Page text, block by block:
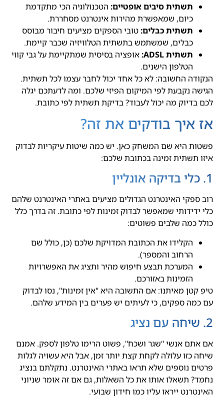
תשתית סיבים אופטיים: הטכנולוגיה הכי מתקדמת
כיום, שמאפשרת מהירות אינטרנט מסחררת.
תשתית כבלים:טובי הספקים מציעים חיבור מבוסס
כבלים, שמשתמש בתשתית הטלוויזיה שכבר קיימת.
תשתית ADSL:
אופציה בסיסית שמתקיימת על גבי קווי
הטלפון הישנים.
הנקודה החשובה: לא כל אחד יכול לחבר עצמו לכל תשתית.
הגישה נקבעת לפי המיקום הפיזי שלכם. ומה לדעתכם יגלה
לכם בדיוק מה יכול לעבוד? בדיקת תשתית לפי כתובת.
אז איך בודקים את זה?
פשטות היא שם המשחק כאן. יש כמה שיטות עיקריות לבדוק
איזו תשתית זמינה בכתובת שלכם:
1. כלי בדיקה אונליין
רוב ספקי האינטרנט הגדולים מציעים באתרי האינטרנט שלהם
כלי ידידותי שמאפשר לבדוק זמינות לפי כתובת. זה בדרך כלל
כולל כמה שלבים פשוטים:
הקלידו את הכתובת המדויקת שלכם (כן, כולל שם
הרחוב והמספר).
המערכת תבצע חיפוש מהיר ותציג את האפשרויות
הזמינות באזורכם.
טיפ קטן מאיתנו: אם התשובה היא "אין זמינות", נסו לבדוק
עם כמה ספקים, כי לעיתים יש פערים בין המידע שלהם.
2. שיחה עם נציג
אם אתם אנשי "שגר ושכח", פשוט הרימו טלפון לספק. אמנם
שיחה כזו עלולה לקחת קצת יותר זמן, אבל היא עשויה לגלות
פרטים נוספים שלא תראו באתרי האינטרנט. נתקלתם בנציג
נחמד? תשאלו אותו את כל השאלות, גם אם זה אומר שניוני
האינטרנט ייראו עליו כמו חידון שבועי.